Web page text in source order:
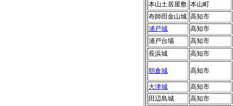
本山土居屋敷 本山町
布師田金山城 高知市
浦戸城 高知市
浦戸台場 高知市
長浜城 高知市
朝倉城 高知市
大津城 高知市
田辺島城 高知市